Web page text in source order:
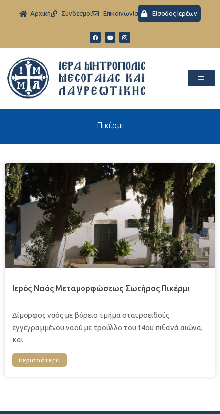
Aρχική Σύνδεσμοι Eπικοινωνία Είσοδος Ιερέων
Πικέρμι
Ιερός Ναός Μεταμορφώσεως Σωτήρος Πικέρμι
Δίμορφος ναός με βόρειο τμήμα σταυροειδούς
εγγεγραμμένου ναού με τρούλλο του 14ου πιθανά αιώνα,
και
περισσότερα